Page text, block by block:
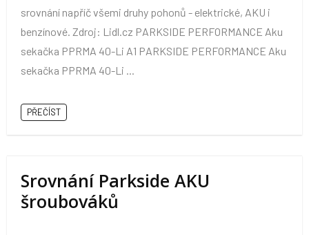
srovnání napříč všemi druhy pohonů - elektrické, AKU i
benzínové. Zdroj: Lidl.cz PARKSIDE PERFORMANCE Aku
sekačka PPRMA 40-Li A1 PARKSIDE PERFORMANCE Aku
sekačka PPRMA 40-Li ...
PŘEČÍST
Srovnání Parkside AKU
šroubováků